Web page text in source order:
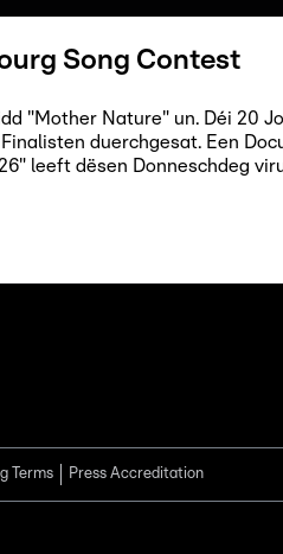
Song Contest
"Mother Nature" un. Déi 20
duerchgesat. Een
leeft dësen Donneschdeg
Terms Press Accreditation